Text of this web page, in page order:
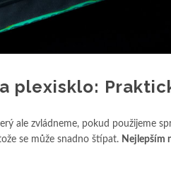
plexisklo:
ale zvládneme, pokud použijeme
se může snadno štípat. Nejlepším